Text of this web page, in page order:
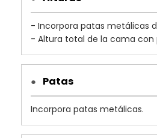
- Incorpora patas metálicas
- Altura total de la cama con
● Patas
Incorpora patas metálicas.